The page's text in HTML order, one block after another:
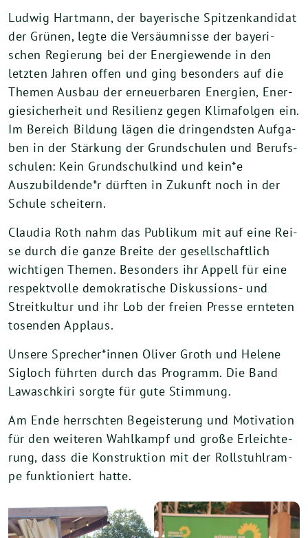
Lud­wig Hart­mann, der baye­ri­sche Spit­zen­kan­di­dat
der Grü­nen, leg­te die Ver­säum­nis­se der baye­ri­
schen Regie­rung bei der Ener­gie­wen­de in den
letz­ten Jah­ren offen und ging beson­ders auf die
The­men Aus­bau der erneu­er­ba­ren Ener­gien, Ener­
gie­si­cher­heit und Resi­li­enz gegen Kli­ma­fol­gen ein.
Im Bereich Bil­dung lägen die drin­gends­ten Auf­ga­
ben in der Stär­kung der Grund­schu­len und Berufs­
schu­len: Kein Grund­schul­kind und kein*e
Auszubildende*r dürf­ten in Zukunft noch in der
Schu­le scheitern.
Clau­dia Roth nahm das Publi­kum mit auf eine Rei­
se durch die gan­ze Brei­te der gesell­schaft­lich
wich­ti­gen The­men. Beson­ders ihr Appell für eine
respekt­vol­le demo­kra­ti­sche Dis­kus­si­ons- und
Streit­kul­tur und ihr Lob der frei­en Pres­se ern­te­ten
tosen­den Applaus.
Unse­re Sprecher*innen Oli­ver Groth und Hele­ne
Sig­loch führ­ten durch das Pro­gramm. Die Band
Lawasch­ki­ri sorg­te für gute Stimmung.
Am Ende herrsch­ten Begeis­te­rung und Moti­va­ti­on
für den wei­te­ren Wahl­kampf und gro­ße Erleich­te­
rung, dass die Kon­struk­ti­on mit der Roll­stuhl­ram­
pe funk­tio­niert hatte.